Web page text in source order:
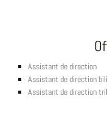
Assistant de direction
Assistant de direction
Assistant de direction